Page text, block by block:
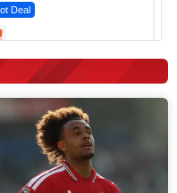
Deal
rửa xe cầm tay xịt rửa
áp có tạo bọt tuyết
đ
bán nhiều